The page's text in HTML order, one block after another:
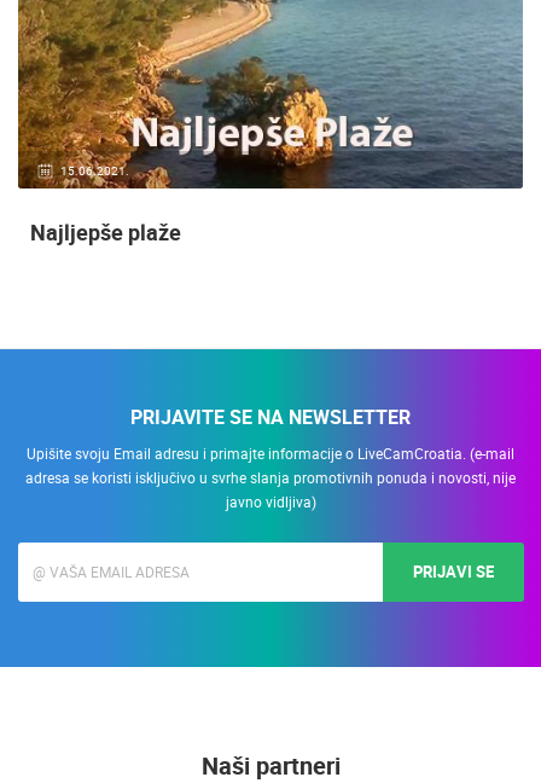
15.06.2021.
Najljepše plaže
PRIJAVITE SE NA NEWSLETTER
Upišite svoju Email adresu i primajte informacije o LiveCamCroatia. (e-mail
adresa se koristi isključivo u svrhe slanja promotivnih ponuda i novosti, nije
javno vidljiva)
PRIJAVI SE
Naši partneri